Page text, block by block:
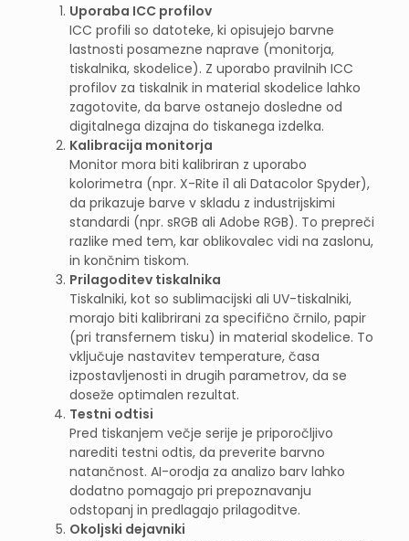
Uporaba ICC profilov
ICC profili so datoteke, ki opisujejo barvne
lastnosti posamezne naprave (monitorja,
tiskalnika, skodelice). Z uporabo pravilnih ICC
profilov za tiskalnik in material skodelice lahko
zagotovite, da barve ostanejo dosledne od
digitalnega dizajna do tiskanega izdelka.
Kalibracija monitorja
Monitor mora biti kalibriran z uporabo
kolorimetra (npr. X-Rite i1 ali Datacolor Spyder),
da prikazuje barve v skladu z industrijskimi
standardi (npr. sRGB ali Adobe RGB). To prepreči
razlike med tem, kar oblikovalec vidi na zaslonu,
in končnim tiskom.
Prilagoditev tiskalnika
Tiskalniki, kot so sublimacijski ali UV-tiskalniki,
morajo biti kalibrirani za specifično črnilo, papir
(pri transfernem tisku) in material skodelice. To
vključuje nastavitev temperature, časa
izpostavljenosti in drugih parametrov, da se
doseže optimalen rezultat.
Testni odtisi
Pred tiskanjem večje serije je priporočljivo
narediti testni odtis, da preverite barvno
natančnost. AI-orodja za analizo barv lahko
dodatno pomagajo pri prepoznavanju
odstopanj in predlagajo prilagoditve.
Okoljski dejavniki